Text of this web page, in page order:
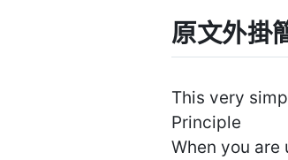
原文外掛
This very
Principle
When you are